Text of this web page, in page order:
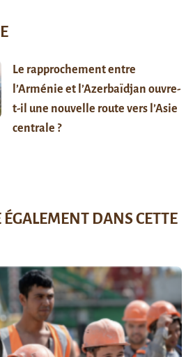
Le rapprochement entre
l’Arménie et l’Azerbaïdjan ouvre-
t-il une nouvelle route vers l’Asie
centrale ?
ÉGALEMENT DANS CETTE